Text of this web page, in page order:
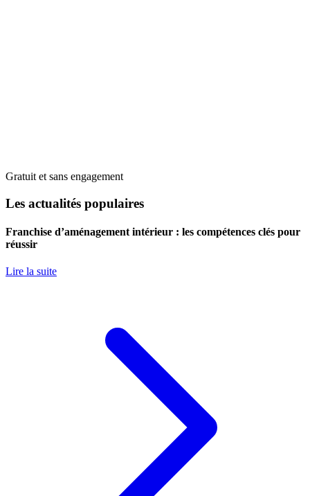
Gratuit et sans engagement
Les actualités populaires
Franchise d’aménagement intérieur : les compétences clés pour
réussir
Lire la suite